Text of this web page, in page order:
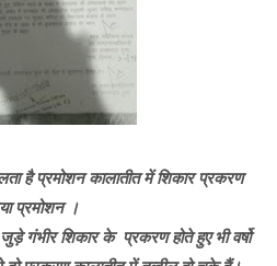
है प्रमोशन कालातीत में शिकार प्रकरण
प्रमोशन ।
गंभीर शिकार के प्रकरण होते हुए भी वर्षो